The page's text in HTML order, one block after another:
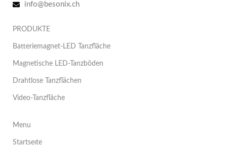
info@besonix.ch
PRODUKTE
Batteriemagnet-LED Tanzfläche
Magnetische LED-Tanzböden
Drahtlose Tanzflächen
Video-Tanzfläche
Menu
Startseıte